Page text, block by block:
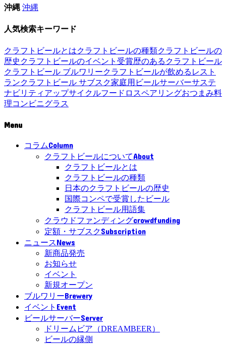
沖縄 沖縄
人気検索キーワード
クラフトビールとはクラフトビールの種類クラフトビールの
歴史 クラフトビールのイベント 受賞歴のあるクラフトビール
クラフトビール ブルワリークラフトビールが飲めるレスト
ランクラフトビール サブスク家庭用ビールサーバーサステ
ナビリティ アップサイクルフードロスペアリングおつまみ料
理コンビニグラス
Menu
コラムColumn
クラフトビールについてAbout
クラフトビールとは
クラフトビールの種類
日本のクラフトビールの歴史
国際コンペで受賞したビール
クラフトビール用語集
クラウドファンディングcrowdfunding
定額・サブスクSubscription
ニュースNews
新商品発売
お知らせ
イベント
新規オープン
ブルワリーBrewery
イベント Event
ビールサーバーServer
ドリームビア（DREAMBEER）
ビールの縁側